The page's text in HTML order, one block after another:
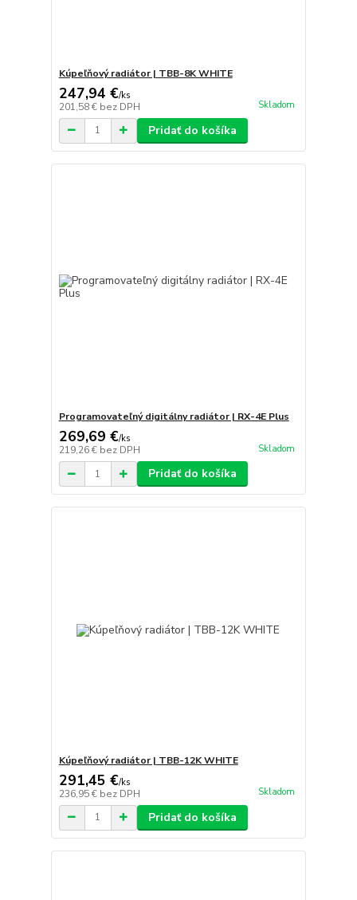
Kúpeľňový radiátor | TBB-8K WHITE
247,94 €/ks
201,58 € bez DPH Skladom
Pridať do košíka
Programovateľný digitálny radiátor | RX-4E Plus
269,69 €/ks
219,26 € bez DPH Skladom
Pridať do košíka
Kúpeľňový radiátor | TBB-12K WHITE
291,45 €/ks
236,95 € bez DPH Skladom
Pridať do košíka